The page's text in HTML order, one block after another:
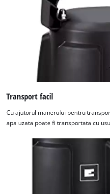
Avem
This
to trackers
visitor. The
the site with
to the
Transport facil
Cu ajutorul manerului pentru
apa uzata poate fi transportata cu